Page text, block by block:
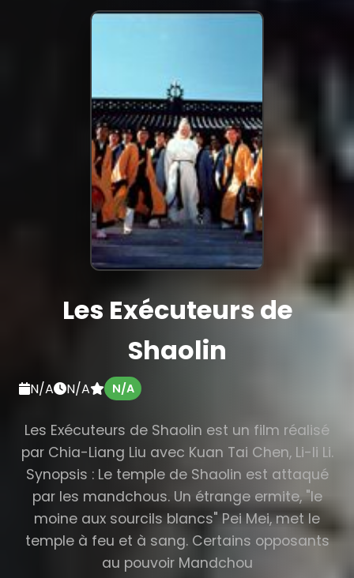
Les Exécuteurs de
Shaolin
N/A N/A N/A
Les Exécuteurs de Shaolin est un film réalisé
par Chia-Liang Liu avec Kuan Tai Chen, Li-li Li.
Synopsis : Le temple de Shaolin est attaqué
par les mandchous. Un étrange ermite, "le
moine aux sourcils blancs" Pei Mei, met le
temple à feu et à sang. Certains opposants
au pouvoir Mandchou